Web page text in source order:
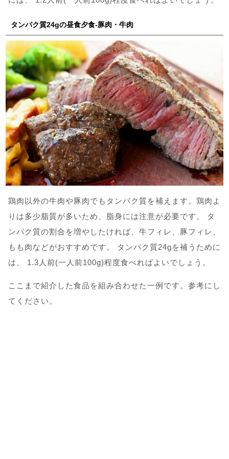
タンパク質24gの昼食夕食-豚肉・牛肉
鶏肉以外の牛肉や豚肉でもタンパク質を補えます。鶏肉よ
りは多少脂質が多いため、脂身には注意が必要です。 タ
ンパク質の割合を増やしたければ、牛フィレ、豚フィレ、
もも肉などがおすすめです。 タンパク質24gを補うために
は、 1.3人前(一人前100g)程度食べればよいでしょう。
ここまで紹介した食品を組み合わせた一例です。参考にし
てください。